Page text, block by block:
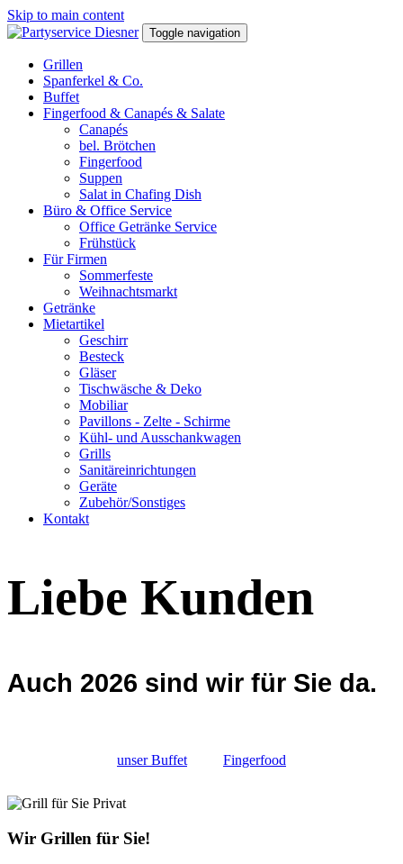
Skip to main content
Toggle navigation
Grillen
Spanferkel & Co.
Buffet
Fingerfood & Canapés & Salate
Canapés
bel. Brötchen
Fingerfood
Suppen
Salat in Chafing Dish
Büro & Office Service
Office Getränke Service
Frühstück
Für Firmen
Sommerfeste
Weihnachtsmarkt
Getränke
Mietartikel
Geschirr
Besteck
Gläser
Tischwäsche & Deko
Mobiliar
Pavillons - Zelte - Schirme
Kühl- und Ausschankwagen
Grills
Sanitäreinrichtungen
Geräte
Zubehör/Sonstiges
Kontakt
Liebe Kunden
Auch 2026 sind wir für Sie da.
unser Buffet Fingerfood
Wir Grillen für Sie!